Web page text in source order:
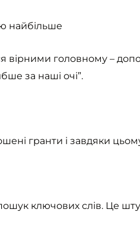
найбільше
вірними головному –
за наші очі”.
гранти і завдяки
ключових слів. Це